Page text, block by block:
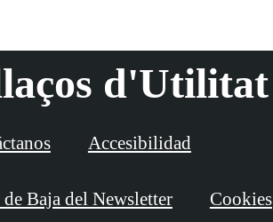
d'Utilitat
Accesibilidad
de Baja del Newsletter Cookies